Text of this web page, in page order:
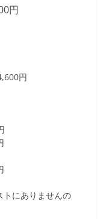
円
円
トにありませんの